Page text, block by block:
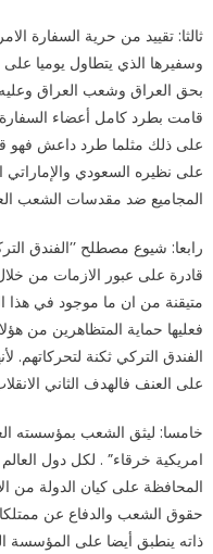
ثالثا: تقييد من حرية السفارة
وسفيرها الذي يتطاول يوميا على
بحق العراق وشعب العراق
على ذلك مثلما طرد داعش فهو
على نظيره السعودي
المجاميع ضد مقدسات الشعب
رابعا: شيوع مصطلح ’’الفندق
قادرة على عبور الازمات من
متيقنة من ان ما موجود في هذا
فعليها حماية المتظاهرين من
الفندق التركي ثكنة لتحركاتهم.
على العنف فالهدف الثاني
خامسا: ليثق الشعب بمؤسسته
امريكية خرقاء” . لكل دول
المحافظة على كيان الدولة من
حقوق الشعب والدفاع عن
ذاته ينطبق أيضا على المؤسسة